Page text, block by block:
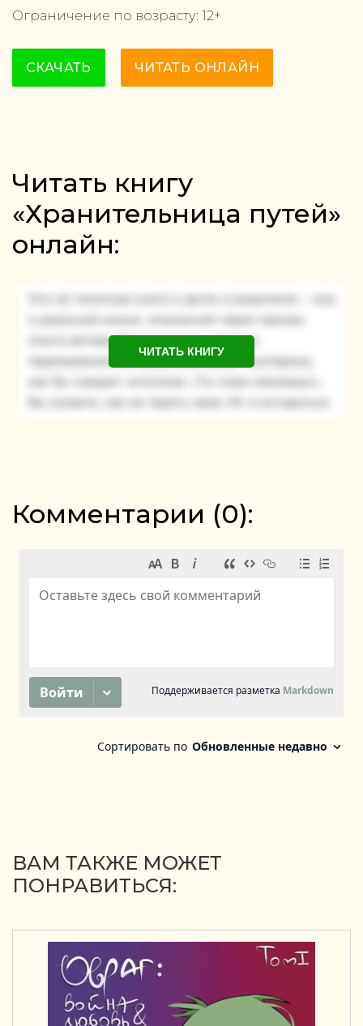
Ограничение по возрасту: 12+
СКАЧАТЬ ЧИТАТЬ ОНЛАЙН
Читать книгу
«Хранительница путей»
онлайн:
ЧИТАТЬ КНИГУ
Комментарии (0):
ВАМ ТАКЖЕ МОЖЕТ
ПОНРАВИТЬСЯ: